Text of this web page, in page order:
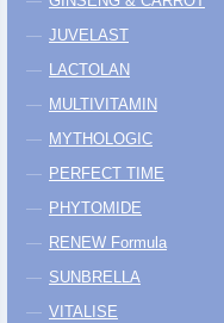
JUVELAST
LACTOLAN
MULTIVITAMIN
MYTHOLOGIC
PERFECT TIME
PHYTOMIDE
RENEW Formula
SUNBRELLA
VITALISE